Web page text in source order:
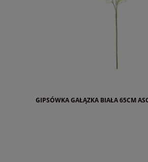
GIPSÓWKA GAŁĄZKA BIAŁA 65CM